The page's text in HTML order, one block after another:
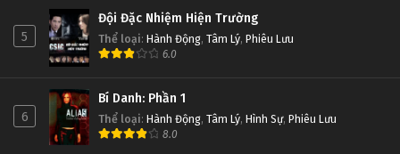
5
Đội Đặc Nhiệm Hiện Trường
Thể loại: Hành Động, Tâm Lý, Phiêu Lưu
6.0
6
Bí Danh: Phần 1
Thể loại: Hành Động, Tâm Lý, Hình Sự, Phiêu Lưu
8.0